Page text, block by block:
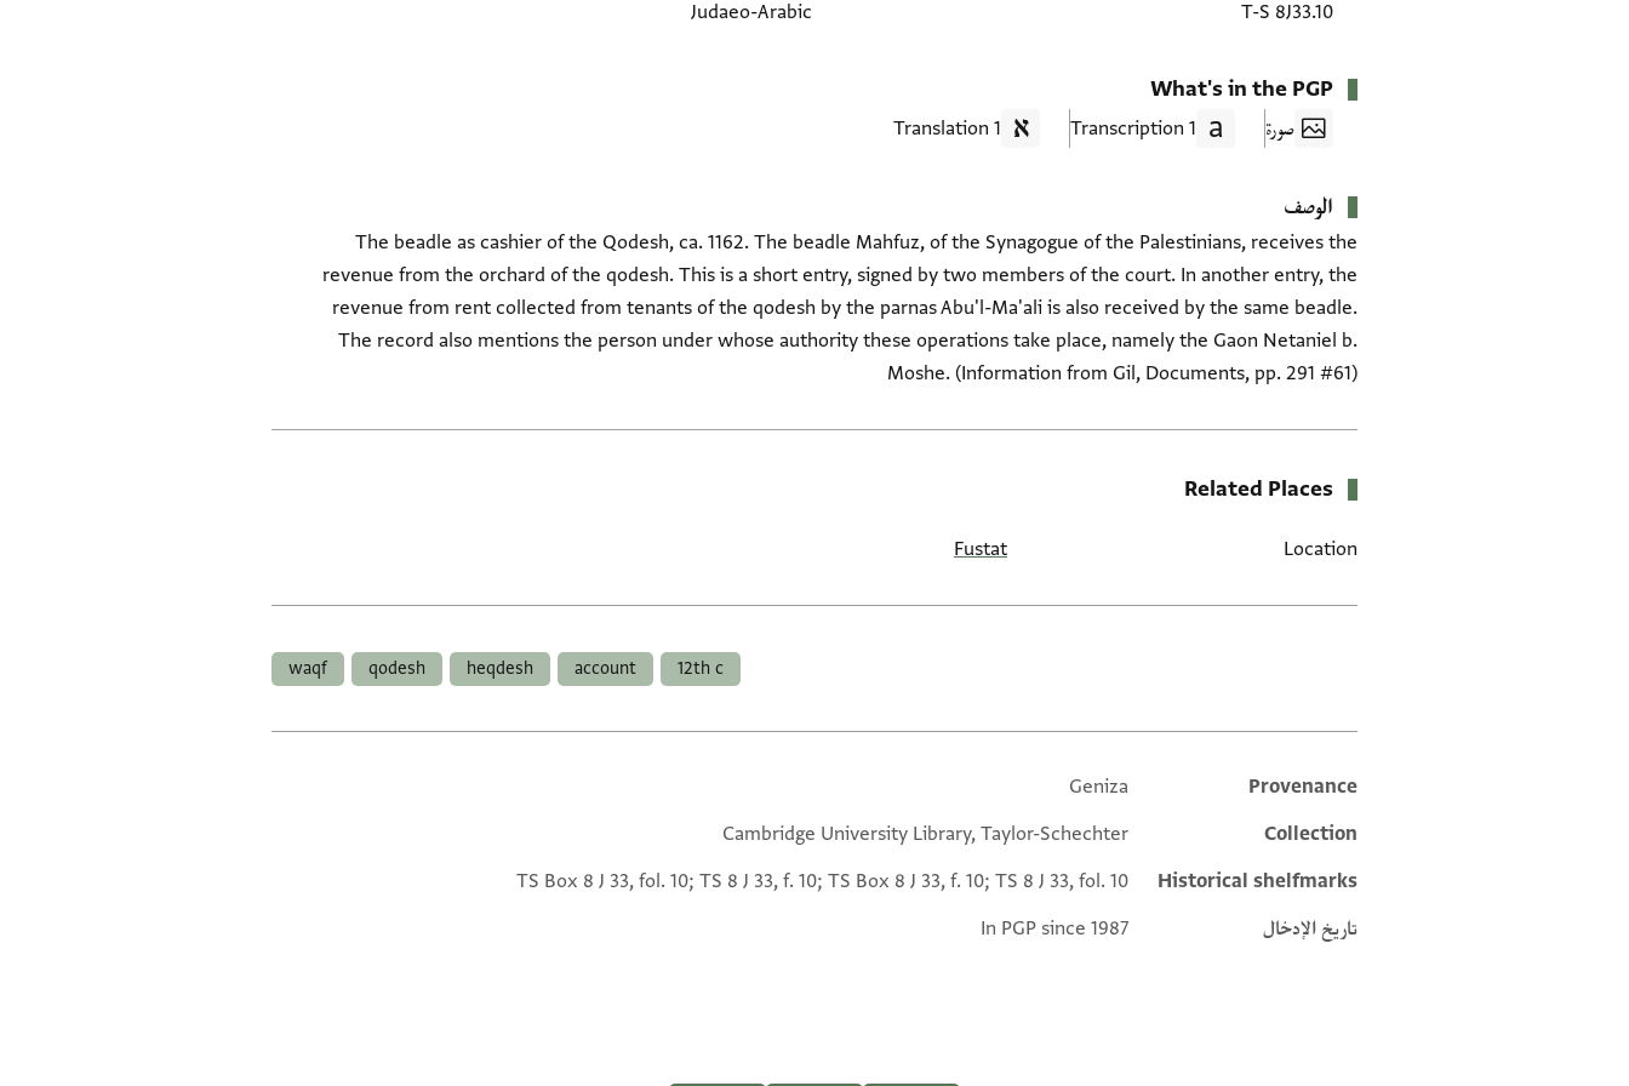
T-S 8J33.10
Judaeo-Arabic
What's in the PGP
صورة 1 Transcription
1 Translation
الوصف
The beadle as cashier of the Qodesh, ca. 1162. The beadle Mahfuz, of the Synagogue of the Palestinians, receives the
revenue from the orchard of the qodesh. This is a short entry, signed by two members of the court. In another entry, the
revenue from rent collected from tenants of the qodesh by the parnas Abu'l-Ma'ali is also received by the same beadle.
The record also mentions the person under whose authority these operations take place, namely the Gaon Netaniel b.
Moshe. (Information from Gil, Documents, pp. 291 #61)
Related Places
Location
Fustat
12th c
account
heqdesh
qodesh
waqf
Additional metadata
Provenance
Geniza
Collection
Cambridge University Library, Taylor-Schechter
Historical shelfmarks
TS Box 8 J 33, fol. 10; TS 8 J 33, f. 10; TS Box 8 J 33, f. 10; TS 8 J 33, fol. 10
تاريخ الإدخال
In PGP since 1987